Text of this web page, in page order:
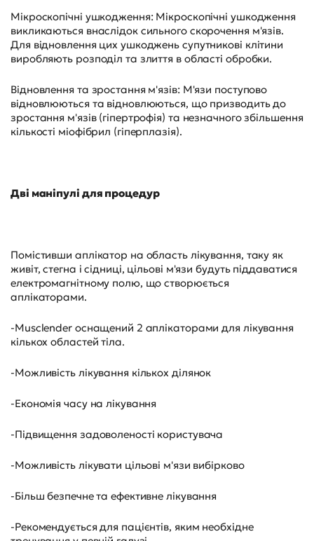
Мікроскопічні ушкодження: Мікроскопічні ушкодження
викликаються внаслідок сильного скорочення м'язів.
Для відновлення цих ушкоджень супутникові клітини
виробляють розподіл та злиття в області обробки.
Відновлення та зростання м'язів: М'язи поступово
відновлюються та відновлюються, що призводить до
зростання м'язів (гіпертрофія) та незначного збільшення
кількості міофібрил (гіперплазія).
Дві маніпулі для процедур
Помістивши аплікатор на область лікування, таку як
живіт, стегна і сідниці, цільові м'язи будуть піддаватися
електромагнітному полю, що створюється
аплікаторами.
-Musclender оснащений 2 аплікаторами для лікування
кількох областей тіла.
-Можливість лікування кількох ділянок
-Економія часу на лікування
-Підвищення задоволеності користувача
-Можливість лікувати цільові м'язи вибірково
-Більш безпечне та ефективне лікування
-Рекомендується для пацієнтів, яким необхідне